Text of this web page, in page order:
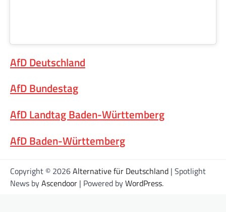
AfD Deutschland
AfD Bundestag
AfD Landtag Baden-Württemberg
AfD Baden-Württemberg
Copyright © 2026Alternative für Deutschland | Spotlight
News byAscendoor | Powered byWordPress.